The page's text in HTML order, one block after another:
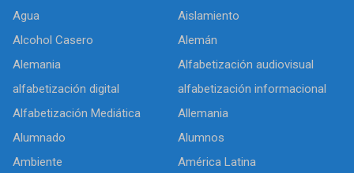
Agua
Aislamiento
Alcohol Casero
Alemán
Alemania
Alfabetización audiovisual
alfabetización digital
alfabetización informacional
Alfabetización Mediática
Allemania
Alumnado
Alumnos
Ambiente
América Latina